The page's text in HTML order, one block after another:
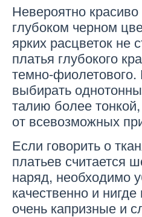
Невероятно
глубоком черном
ярких расцветок не
платья глубокого
темно-
выбирать
талию более
от всевозможных
Если говорить о
платьев считается
наряд, необходимо
качественно и
очень капризные и